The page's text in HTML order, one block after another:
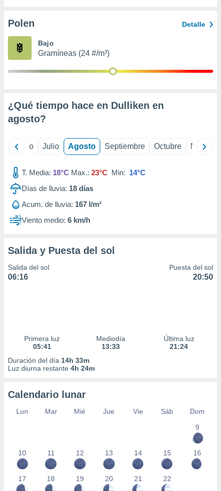
e
mediante
de
1199
Polen Detalle
Bajo
Gramíneas (24 #/m³)
¿Qué tiempo hace en Dulliken en
agosto?
Junio Julio Agosto Septiembre Octubre
T. Media: 18°C Max.: 23°C Min: 14°C
Días de lluvia: 18 días
Acum. de lluvia: 167 l/m²
Viento medio: 6 km/h
Salida y Puesta del sol
Salida del sol
06:16
Puesta del sol
20:50
Primera luz
05:41
Mediodía
13:33
Última luz
21:24
Duración del día 14h 33m
Luz diurna restante 4h 24m
Calendario lunar
Lun Mar Mié Jue Vie Sáb
Dom
9
10 11 12 13 14 15 16
17 18 19 20 21 22